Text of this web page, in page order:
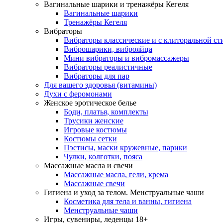
Вагинальные шарики и тренажёры Кегеля
Вагинальные шарики
Тренажёры Кегеля
Вибраторы
Вибраторы классические и с клиторальной
Виброшарики, виброяйца
Мини вибраторы и вибромассажеры
Вибраторы реалистичные
Вибраторы для пар
Для вашего здоровья (витамины)
Духи с феромонами
Женское эротическое белье
Боди, платья, комплекты
Трусики женские
Игровые костюмы
Костюмы сетки
Пэстисы, маски кружевные, парики
Чулки, колготки, пояса
Массажные масла и свечи
Массажные масла, гели, крема
Массажные свечи
Гигиена и уход за телом. Менструальные чаши
Косметика для тела и ванны, гигиена
Менструальные чаши
Игры, сувениры, леденцы 18+